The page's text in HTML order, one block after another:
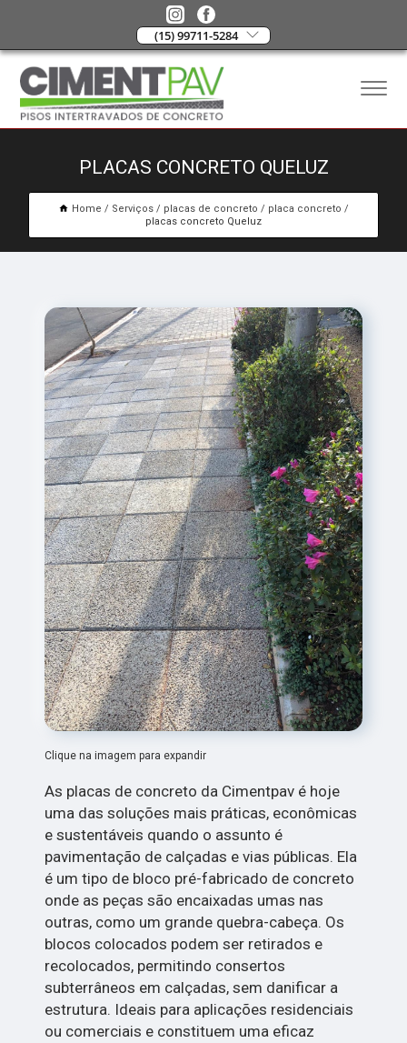
(15) 99711-5284
PLACAS CONCRETO QUELUZ
Home Serviços placas de concreto
placa concreto
placas concreto Queluz
Clique na imagem para expandir
As placas de concreto da Cimentpav é hoje
uma das soluções mais práticas, econômicas
e sustentáveis quando o assunto é
pavimentação de calçadas e vias públicas. Ela
é um tipo de bloco pré-fabricado de concreto
onde as peças são encaixadas umas nas
outras, como um grande quebra-cabeça. Os
blocos colocados podem ser retirados e
recolocados, permitindo consertos
subterrâneos em calçadas, sem danificar a
estrutura. Ideais para aplicações residenciais
ou comerciais e constituem uma eficaz